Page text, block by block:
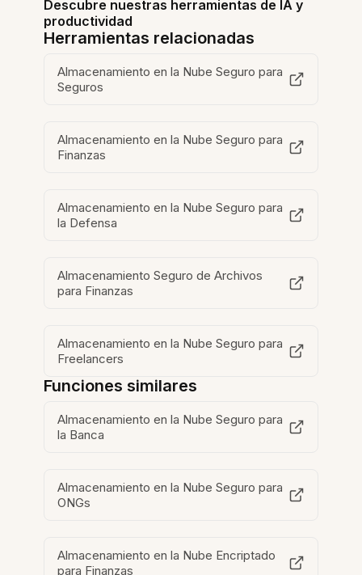
Descubre nuestras herramientas de IA y
productividad
Herramientas relacionadas
Almacenamiento en la Nube Seguro para
Seguros
Almacenamiento en la Nube Seguro para
Finanzas
Almacenamiento en la Nube Seguro para
la Defensa
Almacenamiento Seguro de Archivos
para Finanzas
Almacenamiento en la Nube Seguro para
Freelancers
Funciones similares
Almacenamiento en la Nube Seguro para
la Banca
Almacenamiento en la Nube Seguro para
ONGs
Almacenamiento en la Nube Encriptado
para Finanzas